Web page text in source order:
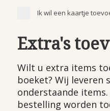
Ik wil een kaartje
Extra's
Wilt u extra items
boeket? Wij leveren
onderstaande
bestelling worden